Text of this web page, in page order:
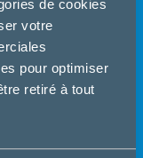
de cookies
votre
pour optimiser
retiré à tout
ligne de mon